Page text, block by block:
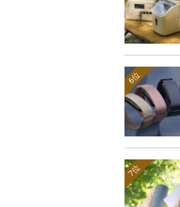
6位
7位